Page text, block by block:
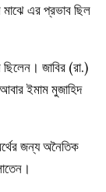
মাঝে এর প্রভাব ছিল
জাবির (রা.)
আবার ইমাম মুজাহিদ
জন্য অনৈতিক